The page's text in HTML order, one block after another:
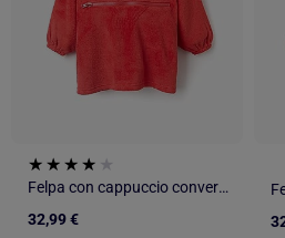
Felpa con cappuccio convertibile in pile coral 'monsters of emotions'
32,99 €